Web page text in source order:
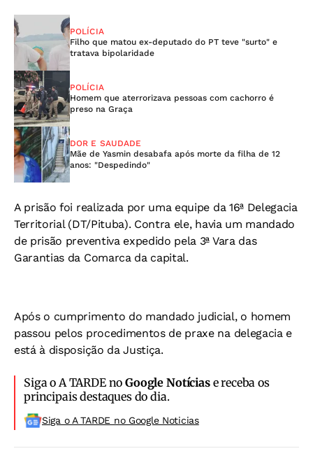
POLÍCIA
Filho que matou ex-deputado do PT teve "surto" e
tratava bipolaridade
POLÍCIA
Homem que aterrorizava pessoas com cachorro é
preso na Graça
DOR E SAUDADE
Mãe de Yasmin desabafa após morte da filha de 12
anos: "Despedindo"
A prisão foi realizada por uma equipe da 16ª Delegacia
Territorial (DT/Pituba). Contra ele, havia um mandado
de prisão preventiva expedido pela 3ª Vara das
Garantias da Comarca da capital.
Após o cumprimento do mandado judicial, o homem
passou pelos procedimentos de praxe na delegacia e
está à disposição da Justiça.
Siga o A TARDE noGoogle Notíciase receba os
principais destaques do dia.
Siga o A TARDE no Google Noticias